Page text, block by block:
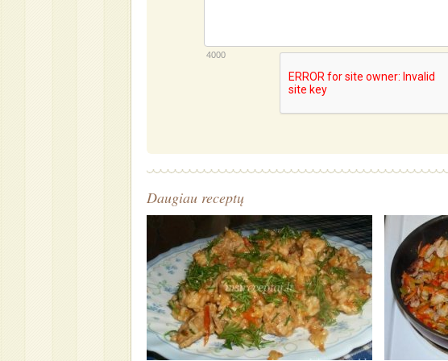
4000
Daugiau receptų